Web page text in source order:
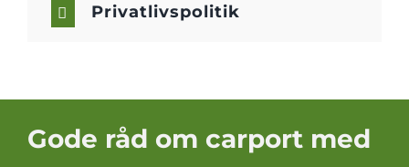
Privatlivspolitik
Gode råd om carport med